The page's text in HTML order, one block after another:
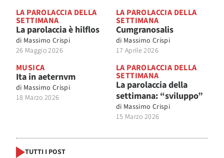
LA PAROLACCIA DELLA
SETTIMANA
La parolaccia è hilflos
di Massimo Crispi
26 Maggio 2026
LA PAROLACCIA DELLA
SETTIMANA
Cumgranosalis
di Massimo Crispi
17 Aprile 2026
MUSICA
Ita in aeternvm
di Massimo Crispi
18 Marzo 2026
LA PAROLACCIA DELLA
SETTIMANA
La parolaccia della
settimana: “sviluppo”
di Massimo Crispi
15 Marzo 2026
TUTTI I POST